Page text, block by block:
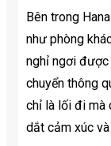
Bên trong
như phòng
nghỉ ngơi được
chuyển thông
chỉ là lối đi mà
dắt cảm xúc